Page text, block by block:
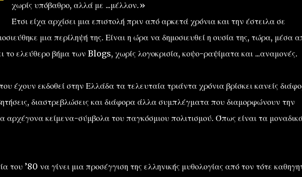
χωρίς υπόβαθρο, αλλά με ...μέλλον.»
Έτσι είχα αρχίσει μια επιστολή πριν από αρκετά χρόνια και την έστειλα σε
μια περίληψή της. Είναι η ώρα να δημοσιευθεί η ουσία της, τώρα, μέσα
το ελεύθερο βήμα των Blogs, χωρίς λογοκρισία, κοψο-ραψίματα και ...αναμονές.
έχουν εκδοθεί στην Ελλάδα τα τελευταία τριάντα χρόνια βρίσκει κανείς
διαστρεβλώσεις και διάφορα άλλα συμπλέγματα που διαμορφώνουν την
αρχέγονα κείμενα-σύμβολα του παγκόσμιου πολιτισμού. Όπως είναι τα
του ’80 να γίνει μια προσέγγιση της ελληνικής μυθολογίας από τον τότε